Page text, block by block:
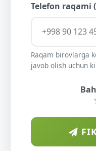
Telefon raqami
Raqam birovlarga
javob olish uchun